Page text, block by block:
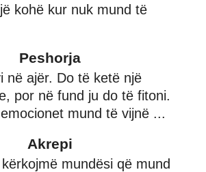
kohë kur nuk mund të
Peshorja
në ajër. Do të ketë një
por në fund ju do të fitoni.
mund të vijnë ...
Akrepi
mundësi që mund